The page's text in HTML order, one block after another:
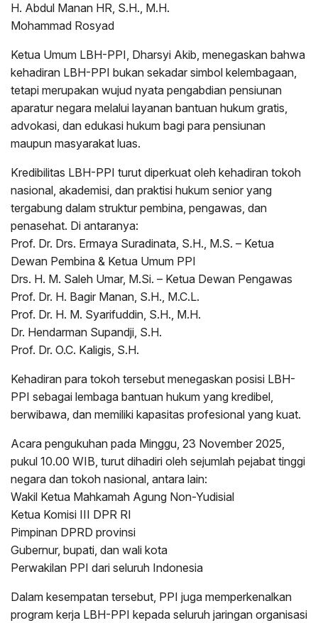
H. Abdul Manan HR, S.H., M.H.
Mohammad Rosyad
Ketua Umum LBH-PPI, Dharsyi Akib, menegaskan bahwa
kehadiran LBH-PPI bukan sekadar simbol kelembagaan,
tetapi merupakan wujud nyata pengabdian pensiunan
aparatur negara melalui layanan bantuan hukum gratis,
advokasi, dan edukasi hukum bagi para pensiunan
maupun masyarakat luas.
Kredibilitas LBH-PPI turut diperkuat oleh kehadiran tokoh
nasional, akademisi, dan praktisi hukum senior yang
tergabung dalam struktur pembina, pengawas, dan
penasehat. Di antaranya:
Prof. Dr. Drs. Ermaya Suradinata, S.H., M.S. – Ketua
Dewan Pembina & Ketua Umum PPI
Drs. H. M. Saleh Umar, M.Si. – Ketua Dewan Pengawas
Prof. Dr. H. Bagir Manan, S.H., M.C.L.
Prof. Dr. H. M. Syarifuddin, S.H., M.H.
Dr. Hendarman Supandji, S.H.
Prof. Dr. O.C. Kaligis, S.H.
Kehadiran para tokoh tersebut menegaskan posisi LBH-
PPI sebagai lembaga bantuan hukum yang kredibel,
berwibawa, dan memiliki kapasitas profesional yang kuat.
Acara pengukuhan pada Minggu, 23 November 2025,
pukul 10.00 WIB, turut dihadiri oleh sejumlah pejabat tinggi
negara dan tokoh nasional, antara lain:
Wakil Ketua Mahkamah Agung Non-Yudisial
Ketua Komisi III DPR RI
Pimpinan DPRD provinsi
Gubernur, bupati, dan wali kota
Perwakilan PPI dari seluruh Indonesia
Dalam kesempatan tersebut, PPI juga memperkenalkan
program kerja LBH-PPI kepada seluruh jaringan organisasi